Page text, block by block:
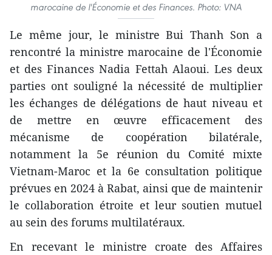
marocaine de l'Économie et des Finances. Photo: VNA
Le même jour, le ministre Bui Thanh Son a
rencontré la ministre marocaine de l'Économie
et des Finances Nadia Fettah Alaoui. Les deux
parties ont souligné la nécessité de multiplier
les échanges de délégations de haut niveau et
de mettre en œuvre efficacement des
mécanisme de coopération bilatérale,
notamment la 5e réunion du Comité mixte
Vietnam-Maroc et la 6e consultation politique
prévues en 2024 à Rabat, ainsi que de maintenir
le collaboration étroite et leur soutien mutuel
au sein des forums multilatéraux.
En recevant le ministre croate des Affaires